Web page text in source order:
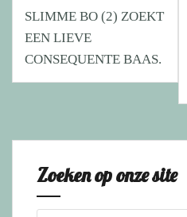
navigatie
SLIMME BO (2) ZOEKT
EEN LIEVE
CONSEQUENTE BAAS.
Zoeken op onze site